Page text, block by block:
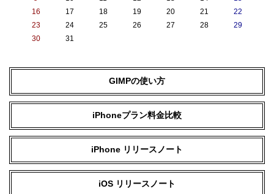
16
17 18 19 20 21
22
23
24 25 26 27 28
29
30
31
GIMPの使い方
iPhoneプラン料金比較
iPhone リリースノート
iOS リリースノート